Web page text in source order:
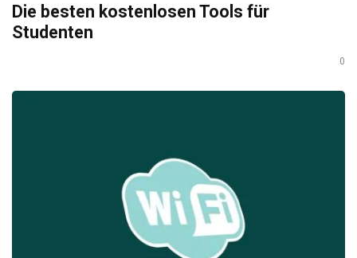
Die besten kostenlosen Tools für
Studenten
0